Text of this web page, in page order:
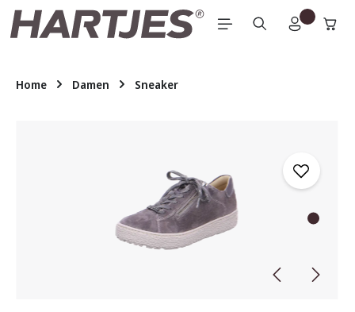
Zum Hauptinhalt springen
Home Damen Sneaker